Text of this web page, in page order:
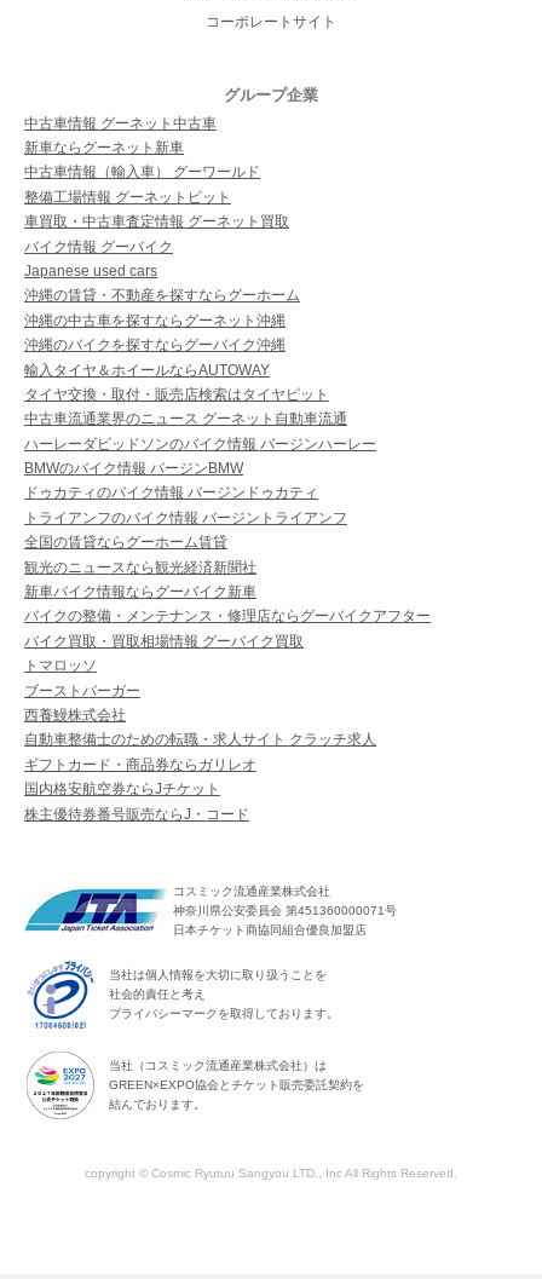
コーポレートサイト
グループ企業
中古車情報 グーネット中古車
新車ならグーネット新車
中古車情報（輸入車） グーワールド
整備工場情報 グーネットピット
車買取・中古車査定情報 グーネット買取
バイク情報 グーバイク
Japanese used cars
沖縄の賃貸・不動産を探すならグーホーム
沖縄の中古車を探すならグーネット沖縄
沖縄のバイクを探すならグーバイク沖縄
輸入タイヤ＆ホイールならAUTOWAY
タイヤ交換・取付・販売店検索はタイヤピット
中古車流通業界のニュース グーネット自動車流通
ハーレーダビッドソンのバイク情報 バージンハーレー
BMWのバイク情報 バージンBMW
ドゥカティのバイク情報 バージンドゥカティ
トライアンフのバイク情報 バージントライアンフ
全国の賃貸ならグーホーム賃貸
観光のニュースなら観光経済新聞社
新車バイク情報ならグーバイク新車
バイクの整備・メンテナンス・修理店ならグーバイクアフター
バイク買取・買取相場情報 グーバイク買取
トマロッソ
ブーストバーガー
西養鰻株式会社
自動車整備士のための転職・求人サイト クラッチ求人
ギフトカード・商品券ならガリレオ
国内格安航空券ならJチケット
株主優待券番号販売ならJ・コード
コスミック流通産業株式会社
神奈川県公安委員会 第451360000071号
日本チケット商協同組合優良加盟店
当社は個人情報を大切に取り扱うことを
社会的責任と考え
プライバシーマークを取得しております。
当社（コスミック流通産業株式会社）は
GREEN×EXPO協会とチケット販売委託契約を
結んでおります。
copyright © Cosmic Ryutuu Sangyou LTD., Inc All Rights Reserved.